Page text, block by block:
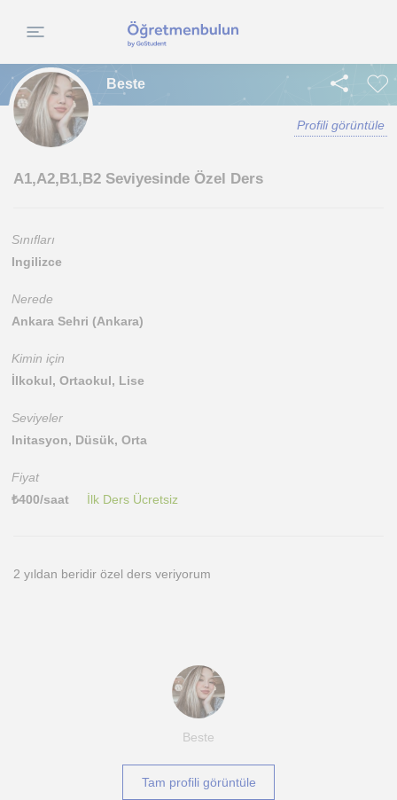
Beste
Profili görüntüle
A1,A2,B1,B2 Seviyesinde Özel Ders
Sınıfları
Ingilizce
Nerede
Ankara Sehri (Ankara)
Kimin için
İlkokul, Ortaokul, Lise
Seviyeler
Initasyon, Düsük, Orta
Fiyat
₺400/saat İlk Ders Ücretsiz
2 yıldan beridir özel ders veriyorum
Beste
Tam profili görüntüle